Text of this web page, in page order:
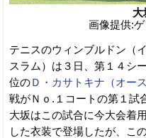
大
画像提供:
テニスのウィンブルドン（
スラム）は３日、第１４シ
位のＤ・カサトキナ（オー
戦がＮｏ.１コートの第１試
大坂はこの試合に今大会着
した衣装で登場したが、こ